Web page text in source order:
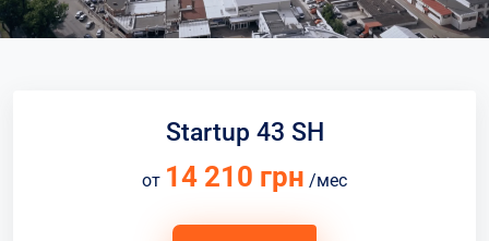
Startup 43 SH
от 14 210 грн /мес